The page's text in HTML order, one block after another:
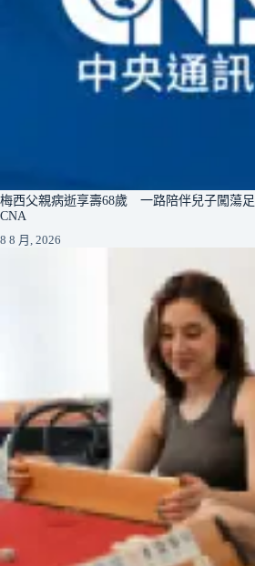
梅西父親病逝享壽68歲 一路陪伴兒子闖蕩
CNA
8 8 月, 2026